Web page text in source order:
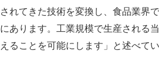
れてきた技術を変換し、食品業界
あります。工業規模で生産される
ることを可能にします」と述べてい